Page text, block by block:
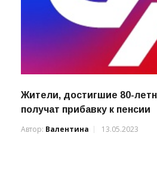
получат прибавку к пенсии